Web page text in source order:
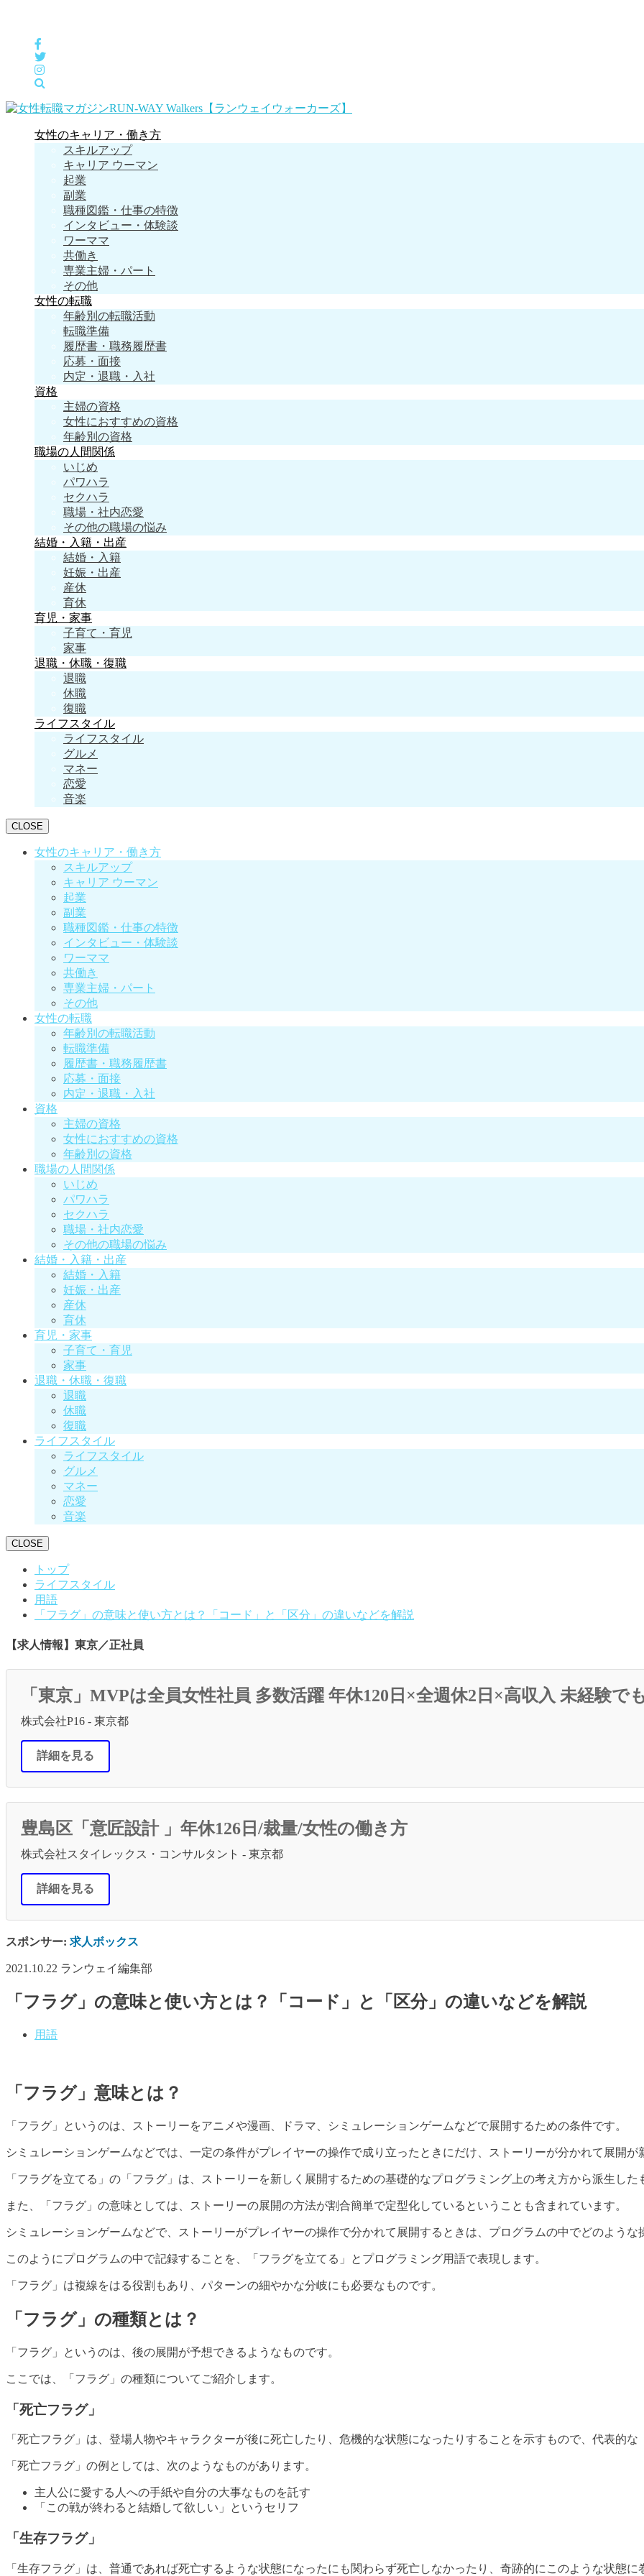
女性のキャリア・働き方
スキルアップ
キャリア ウーマン
起業
副業
職種図鑑・仕事の特徴
インタビュー・体験談
ワーママ
共働き
専業主婦・パート
その他
女性の転職
年齢別の転職活動
転職準備
履歴書・職務履歴書
応募・面接
内定・退職・入社
資格
主婦の資格
女性におすすめの資格
年齢別の資格
職場の人間関係
いじめ
パワハラ
セクハラ
職場・社内恋愛
その他の職場の悩み
結婚・入籍・出産
結婚・入籍
妊娠・出産
産休
育休
育児・家事
子育て・育児
家事
退職・休職・復職
退職
休職
復職
ライフスタイル
ライフスタイル
グルメ
マネー
恋愛
音楽
CLOSE
女性のキャリア・働き方
スキルアップ
キャリア ウーマン
起業
副業
職種図鑑・仕事の特徴
インタビュー・体験談
ワーママ
共働き
専業主婦・パート
その他
女性の転職
年齢別の転職活動
転職準備
履歴書・職務履歴書
応募・面接
内定・退職・入社
資格
主婦の資格
女性におすすめの資格
年齢別の資格
職場の人間関係
いじめ
パワハラ
セクハラ
職場・社内恋愛
その他の職場の悩み
結婚・入籍・出産
結婚・入籍
妊娠・出産
産休
育休
育児・家事
子育て・育児
家事
退職・休職・復職
退職
休職
復職
ライフスタイル
ライフスタイル
グルメ
マネー
恋愛
音楽
CLOSE
トップ
ライフスタイル
用語
「フラグ」の意味と使い方とは？「コード」と「区分」の違いなどを解説
【求人情報】東京／正社員
「東京」MVPは全員女性社員 多数活躍 年休120日×全週休2日×高収入 未経験で
株式会社P16 - 東京都
詳細を見る
豊島区「意匠設計 」年休126日/裁量/女性の働き方
株式会社スタイレックス・コンサルタント - 東京都
詳細を見る
スポンサー: 求人ボックス
2021.10.22 ランウェイ編集部
「フラグ」の意味と使い方とは？「コード」と「区分」の違いなどを解説
用語
「フラグ」意味とは？
「フラグ」というのは、ストーリーをアニメや漫画、ドラマ、シミュレーションゲームなどで展開するための条件です。
シミュレーションゲームなどでは、一定の条件がプレイヤーの操作で成り立ったときにだけ、ストーリーが分かれて展開
「フラグを立てる」の「フラグ」は、ストーリーを新しく展開するための基礎的なプログラミング上の考え方から派生した
また、「フラグ」の意味としては、ストーリーの展開の方法が割合簡単で定型化しているということも含まれています。
シミュレーションゲームなどで、ストーリーがプレイヤーの操作で分かれて展開するときは、プログラムの中でどのよう
このようにプログラムの中で記録することを、「フラグを立てる」とプログラミング用語で表現します。
「フラグ」は複線をはる役割もあり、パターンの細やかな分岐にも必要なものです。
「フラグ」の種類とは？
「フラグ」というのは、後の展開が予想できるようなものです。
ここでは、「フラグ」の種類についてご紹介します。
「死亡フラグ」
「死亡フラグ」は、登場人物やキャラクターが後に死亡したり、危機的な状態になったりすることを示すもので、代表的な
「死亡フラグ」の例としては、次のようなものがあります。
主人公に愛する人への手紙や自分の大事なものを託す
「この戦が終わると結婚して欲しい」というセリフ
「生存フラグ」
「生存フラグ」は、普通であれば死亡するような状態になったにも関わらず死亡しなかったり、奇跡的にこのような状態